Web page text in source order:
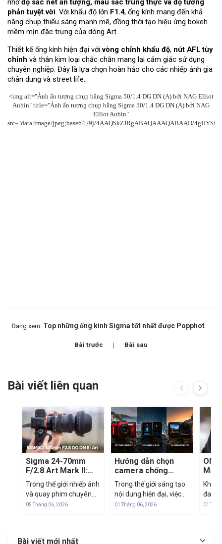
nhờđộ sắc nét ấn tượng, màu sắc trung thực và độ tương
phản tuyệt vời. Với khẩu độ lớn F1.4, ống kính mang đến khả
năng chụp thiếu sáng mạnh mẽ, đồng thời tạo hiệu ứng bokeh
mềm mịn đặc trưng của dòng Art.
Thiết kế ống kính hiện đại vớivòng chỉnh khẩu độ, nút AFL tùy
chỉnh và thân kim loại chắc chắn mang lại cảm giác sử dụng
chuyên nghiệp. Đây là lựa chọn hoàn hảo cho các nhiếp ảnh gia
chân dung và street life.
<img alt="Ảnh ấn tượng chụp bằng Sigma 50/1.4 DG DN (A) bởi NAG Elliot Aubin" title="Ảnh ấn tượng chụp bằng Sigma 50/1.4 DG DN (A) bởi NAG Elliot Aubin" src="data:image/jpeg;base64,/9j/4AAQSkZJRgABAQAAAQABAAD/4gHYSUNDX1BST0ZJTEUAAQEAAAHIAAAAAAQwAABtbnRyUkdCIFhZWiAH4AABAAEAAAAAAABhY3NwAAAAAAAAAAAAAAAAAAAAAAAAAAAAAAAAAAAAAQAA9tYAAQAAAADTLQAAAAAAAAAAAAAAAAAAAAAAAAAAAAAAAAAAAAAAAAAAAAAAAAAAAAAAAAAAAAAAAAAAAAlkZXNjAAAA8AAAACRyWFlaAAABFAAAABRnWFlaAAABKAAAABRiWFlaAAABPAAAABR3dHB0AAABUAAAABRyVFJDAAABZAAAAChnVFJDAAABZAAAAChiVFJDAAABZAAAAChjcHJ0AAABjAAAADxtbHVjAAAAAAAAAAEAAAAMZW5VUwAAAAgAAAAcAHMAUgBHAEJYWVogAAAAAAAAb6IAADj1AAADkFhZWiAAAAAAAABimQAAt4UAABjaWFlaIAAAAAAAACSgAAAPhAAAts9YWVogAAAAAAAA9tYAAQAAAADTLXBhcmEAAAAAAAQAAAACZmYAAPKnAAANWQAAE9AAAApbAAAAAAAAAABtbHVjAAAAAAAAAAEAAAAMZW5VUwAAACAAAAAcAEcAbwBvAGcAbABlACAASQBuAGMALgAgADIAMAAxADb/2wBDAAMCAgICAgMCAgIDAwMDBAYEBAQEBAgGBgUGCQgKCgkICQkKDA8MCgsOCwkJDRENDg8QEBEQCgwSExIQEw8QEBD/2wBDAQMDAwQDBAgEBAgQCwkLEBAQEBAQEBAQEBAQEBAQEBAQEBAQEBAQEBAQEBAQEBAQEBAQEBAQEBAQEBAQEBAQEBD/wAARCAQsBkADASIAAhEBAxEB/8QAHQAAAQUBAQEBAAAAAAAAAAAABAIDBQYHCAEACf/EAGQQAAADAwUIDAkJBgMHAwMBCQECAwAEEgUREyEiBiMxMkFCUfAHFDNSYWJxcoGCkaEkQ1OSorHB0eEIFSVjssLS4vEWJjRUc/IXNUQnNlVkdIOTRaOzZXWECTdGlBhWR4WkZv/EABoBAAIDAQEAAAAAAAAAAAAAAAIDAAEEBQb/xAA1EQACAQMEAQMEAwABBAIBBQAAAQIDERIEISIxMhNBUQUjM0IUYXGBJDRDUmKRFURyoeHw/9oADAMBAAIRAxEAPwDrmUn9VKgolSEpyGSNYih5PY3P8lqv7rdGvRR/xq5DkxiqTmMNYYRw5awwNt8qK+FOqSu5w821PpbnwkqKq3WvtFSE8NXigtWqSvLwVN5PUN5nodNDiaxKMqKqyW6+CkIcj+hHgLgnCocAT1VZZuBrGodVJwJSxkxSWyAXhyaMDVNyV206kz4IT+7Jh7+GtrAiRWiJn64WdTqSwsKqQ5Hix6Vo9O+uu/5/BlrytJz32i3/ALGEUd9fbNpwtTKiBKOyW683raKuBnzqq0SF6j38Fm0GCoeARn6GZSJSx5/o9PC0kRDExLFqAus/e1w4lsjyJUqp1ceAxvNENGmbTgBlu6KSV9S5p4DWYeDTXhY1J3S6+PBHnaJmaSdlVaTeJnhPHitGRiRKr5mOUk/qyzs0oSl9GHnM+JkrFLHAnFaIaGLKziye2r0lBHmR53BV2NbeUSgZTPzDxFt1doaB08gMmT1qJWi40XGNwj0sSk7Xo6Sufm5uQByho7mUg6qpeKpIMawFos4VjgyMBaFgp4rzCE3uoMoFlfyM0sSi3LMsa8DLIRWiJS/laZFi4laLmed2s6Q/3Y+dl14GFKHUsel2+pn0yeK5sfvaEHSn8rryM6mn6fEsmZo5VfG2+ISayywMrS5+/gJvWhTEFDXpbxQqtEeizIuazi32z4xNam8i8Vj4zMuUMO5nq3fbeLvekOAQ7Olnlhx8TXh0t4Ac/r5zeCKTF4kGngUkoN5nmZsR1hDvHgZS6Cqu64kO+tVculkUlLuVgkZcyHBV66mXctDC4X0iv2vey3hJK3v9creHT+qzo97FrwMTBSwZjEuRUiMMW+pqq7p52T2CyippK+K109wz6WdURvtFiRm85llJzLFv9WWGisrlopZeqKO27lP2TDVwMeZJKivueTXD2VaGYKj9PL4+5QY+mH3MYcb1RYlsxLWd28AT1MmBpl7A5XJ1S8USA5c6z3zizRg59g9iM2vQxdBevv50PCGBmXhFWiUSxzn38zWWCvAJKqkvR+JvquGf1VskT3reHOQ2N+jEqE5kEON8By8jD0X1pzwZ59e5hYSBTHvvV63QyKW+7rb4xW+USSpdyJvG8oce+5hczhCphRYoh/G82P38HBMyTk8Vn/d9zLEPFdTH1BkqFx0vP93SxgsjVkqX8HFyTe0G55+Vin/uvvDqvFvOLYAJuSatujjX3zreotz58rFK9XKf9U8aMWAGZDyAZzsqH2d52zz4eAOVnlVL0fmQ92hkKk65LUHq7snK3gh4KfPjzGd7jPYoxg8KOxKNF5m/b4UL6elxE4usyhRx1fT1y8jbfgwJMU7q+S9MzGANLr62HQduofWtiRS8kkeOLf8ArZcux0NiUk1P0GNWHxViDWpg5O/hTq7yxicId7EqjS33jWDHzuBs81yHxH3cnob/ABsrHkUokt5xicOj3NHIB5LeRkh4apuGrSxpjXq9c4nGZMzVHxCEh1rNEwqxPMOfh019vsYtA6virZ/SwfFm1kb0dgTxZeJpPycS/vupRJR+Cmx8WKarobo5JF6elaLaBI8/WbBO3PXyXkqXZBOl/wAkbm8LdWObrRK7kfFgiq72jbMziiEBwf0vFE17GWKT/wCS3rWgrpXrZZLw6a+4GFzkBbIqRl5US/0p/O6eXtZk5X/xqXU7cPI1lMmlS7kQkfLa7WWZ1S1J3cgtXqMtwVipHK9fyvpw8o9jNEeFUlaWi45OdOOHoa0vTkluvo+6rAwrrJ6VLmQMXqbFKBUpYK9So9EVooILBf0au3b3Gq3USCeS3VUicZTWuN7m0OUXfaqp0lUubzeD4NHmTvWeo1f/ACCa9jPpLuf+ZpLQcFVYzoELbzaqmaf0aVIjqlbtZ81lrHKCVFHRddoRYiqu5a8rIm8X0Oh/pluzIgqlck9JK5hDazjhbmpHdSf2m+PK3S+zMkr+yT6qqkeAiRjG43T7m5kIfE6uI3S+nvKm/wDTNqeM0FSqKu1fv5zRaZddcrHSibwVgncfzt0oeBkk8phjsn5LPJ5vJNpaSVvSTRzpuu/+7yMa+nonU9FSE6+KXhZclyG/oVd6Uvp2lZEd6WNXPaJSJS+dm5ugP1adcDbVdePmfBn1eMLGOnHncLAaV69Gx0tYkXfwU/W82bX4tCyM67aV3L70Wn4talEVUkv0MWIAr5Q4Ww1JYyR0KUNmynIDRPR0uP8AFplxPfee0K+GonrciY/raRkcfQzPcxTXElPjIm6SiSpddQZ9M9KlereoT+/gZmgpd19I/uZ9IlElesTia+tszRrSdxo6SvEgh1r6G+Tc0vG68vSxZg+q33GtTdIz8jOilrjZcrVfEvEi1nXyWpgYURVS8UfEK00qHjaVkFTS8b/doaZ/JMQEq/UPrgZwoeV9E+dpZ87g628z4YWQtJiv+l8wuK0uTERN1GWQNY2FpVXXdUrBOIzxV0lb7n/ZaMpLI9OGuvrb2i/qc6Pu0drPkKkrzG+B2+tg1m9dTDcOMQeiV8bBH5uT1MsEcRL7LPkRVZRSeK4/OiaZ7BJDBy6+qbvYZXWLO5WLOTXGNFk1Bgzh5HXLlaQKqRJKRUr7S68jTKhOvrqI8LASIF66m8tdPsaTBL8nGZbZcegUpP7zG9fqqZaSFF6WdqLPHKklvE7PNhn9Q5WQZTXNN7eVgLE0X5+Nw9rIMSlV+xveH1MUkel5lqzrMyDil6ZWmRTWQJtVL7uNaw8jIMxglvuveyFk711/jN3sUSbEeI33WzwgzBvTi1wMcCH5Is32j0ssXH6q+ZmvrYri8SNm1j1y5GdFHX3aGJFGi3LeWLOd62WBfFc32NLkxATO3Pzu9vQTvRPt4pexjRvWvvZg4Kq+Kx7X6aOxrTJiRhw8rrkYhyUdUkr7+JlHQ8bzTcXSNWs7fUCXkt9iF5J+isexrbyAxxJREiSv9zHESS5+9aKclr0dpci3ld55zLmPTyQ4nRJbr1bGtTLpaLia8DDqPfkudvrOXUcDMX1XmH81lDB9d4199WBmyEpf7LXblZ0jr9v2cLOEGiSvSW9x2hfiNldtT73XAziSX/uH1nZaw+V9LgysOR88qrroq6GnsAwgpPG0Ws/qZsU9fjl9jDnlF1SvWP1+5mTvyvkv7eBrsUFgb0LP6gyFHhJJKive863x4GBGlV8afXXob6g/IXXAxYkHjPyvkjk1BmDiqq3s2uuFlHJzD69rFiCMEIlS7lna1ZW9MpfczELiYvRr0M4pet1vcDMnN43qa5WhdjxVei4+/JxuVhVVqVnTJ+Kz+L69AMK9p9c/uyixwQE5MZWJ4L9vfRa1NAPd6eqXPIfWoOBrIqFK65/H9+lq7KCN91iLlnZ9Iz1ui8oKpSpJdKlmfZHB2DMwhnqicNqvWJaJzTa11ZWCuNeL6dwVz/sjUPZULTizh4VRK55vSD1dlYzjlZMuMrMOmsobFXVBJVKlt8fONU1pe3fbVzhFUt4TzRqH1ALRUuOdEl4snNabuWOk/wBzm1d+Q5IT8OTuqaTd1kiQjZtFMLS28/0exgnlHXk16WmXhGielEmAWD7fos5PLcGRebnU6KD+lryNKSaFE4HpfKqs3csS9E5vsZ1z/wAr5iqvtbmt82a10ihPqnhR1VczekZkynofZZL2olSn51vNy6WaMr93Pi1nboRXEyt4ik1/wGJvmXS/eJ+rDAdLXe8DeCfyXpb1oVcNBX7dnncmUGWK391UTBgpRN8b7fnG6WliXJy5pX6UQV4/W5B5Zpm1OTk6Jw/7EBN6aoZuGqpshuZN9Moc8uZ3YfU2yuKXgpKL+XNZ6Gx6qPI0UZ7CbmyUVyUo3rNNo08HDXW1Xke9OEqZlj74z8DXG5UiX7JSjzT2+LX0ag1Lkk3gEr80vGhrH1suBcjOF1qJ6X4hza6Oxtl+T0tSuEqcR/L3pl7hwNj0tIX29JQfZbWfk8j4LK6WZt0ljfXovTNyNvq+BjT3sdJSYal8yJp51C9E/u7WgJKCiS1xhaxO4eN1ibnsdHih1NG+8wlr46fYzS5L1tqisWrPsYgyFKqR18+EuNgwsmWdyI6+fzZmiRDNtkMKW5KW1f8AkF/Vk1yNzQ5KKpJE+1nRTahpbp27wiX7JSvRfyCvOwC3MjhRURN5xmauSDgsScck1VVSUu9+E3JlYp6JiUWPnw+vkFhETpWMclk3W+DFgNLuvt/X15WzTW5ojuChraxso/BrvscfxUo3o5L6hpNmD8e1qbRK2L1vYTkxOTp9bXTY7RonqUVaI5LSBLeLgEfgwX5DJLgbmlenAnV52DI1N2R6VW4i6X/7Wv1ag9QByNcQP4KRJLMPiE4Z+nvmaqXfI/uHdC67+S3qPnQC2qmjnSfscuyaF6zz53dl4ZmkBTS/szmj3EL1np9fOmmrYwS338tnB3M+TGUx4if2M5lT+KZohfJda12dGlnYaK+0XMsWTeztYArHwkSVjpVcw3NwVMs5HXctS4cI8LekIkqrx9cDJB2pVdYujurHS0Ih4BS5+LY5PXUzdJ+H9eUWUCN93LfezD3sqb/lT9/Rg5QZbGRPL1437Ht4GSkKSvij+cJujuBlhhPiWMTffFlJHxKVX0B9zDkXYUKbrRXqPeEKc+j4DM2j3E/7uOXEpbO+NEOHgbPDO6SsdFj8WyVtKuHR/dxy48cfGtDrM1XAmidTwtLSaS+k+9nNGAN93LmWxh5P1aWcUr6Tna4WnuLtiZ7ckfw+7VLM+ezxb01XTl0zYGtlwgeFZms/BNPW1WuYokn+7ml/44bTanCav11Na7hSuu2s857Pt1man5Fp8SqbCA/Skvf1zReeaebl9TawYKVKi8niErNpHtbK9holFKl0tLB/FGjhzTRGq/SdteSSoklFVcezZZjV5ATOWNl13SS2VZX46Tuaxwk+DWzYjF1tpY57cZN8UQy9FQNWNmhRX/FWVErG4OpoCZpYBw+1pbYnU+lF1be5GJzrIj2gHrZtTq4MfE1D5QZf3DkvP8KJFBvYTaMjc7vSatFeks02J7gDJobe9nw/7myIl/zhcTgSN2cPCDYjFRbz8PDp4fYxQdhbgiAXQf3XcoM2A0AZa9AYJ9LMKC/0RL6chOJZ04a+TK1kMRJXXR72iJQKlb9Ds0ZG0wqA4oQgsqlfaXfRl32BmJQUV8aqe3vyh2BrkZSLzS/f7m9lAl6vUEByb6zhrn0YQwMa2YEo3QzIatK9PV9sbQVLlhzejBpbJZf/AN6HXMvpMfhEZuxtZufCiel0qXc3JfixTTTdGQORsjl0lFdG6q5+2CcbOBuvpvwv/k4Wr/7lI1aS/wCKekv+XP51Qzj8Gym6IKK6NDiKlN1o/YOAG1yTaXbS6VFbO7n9mtTZJdTepeJmX0p7FrKGHTNlFj0P42Bq/wA6/wARc7ikklbo6JXPeix286A2HonavbJIfTJ95GaDtay3HDRXZI/9el1p0zj0zTtXdk9P6UX55+KXDk1ysdLtia3cSHumP4e9f0i/Ya07I4K/+0T7Aag1WuiDwp6S+qLY5E5+8GteyYS9EzPB0urewZtPsCp+pTJODwXmHN7P0a73Wk/deSOI5k52DCDUqSyeC8wxoec11ukov2Skjf7SJptTcrBDzZK/SKdIBKWn5xfUOVrjc8pRSzJyuYRffw5K8nu5WqFz26r8c5et7Gt8glS+eZOpfLwn5s1bIqeZqg8YH6+yojfUOIl7cOoNzYgul88r0WY+r/8AyGwaQq0N0fK6m4czH6coae5uZ3cP3jev+qXPifWGr+DeVqvc9JplsbBIi1K6obVtwKli7/bU1mdgvvPPv7Ri5Qm05eRqjJiyqTq5fXvBSkhs2hKI+oMulrk6kooFc/0jexmUuhFVbjq5KXX3izBUPGqxnzT27WvqY+a9blbtaz5fY0c6qKqpESVx885MX3izxUQUVL7S0RCR4hM3UOhiCirRE4/uEe+ZvFQSSVP5zKSVvtFj6/FhRJDqY4me3yCn+lVz7PW0cvCzpASSVJxNcPKzQB9VzD+v1sdiAwoUSVF9uf45GbKKvikiY5S2DwwlnrEQYkxqVXdcQkGNnT4OEdM7NpF8Vv8APzsOSZrxIGk3W++M3peXk15W9VPfb7zSMwJ1aXdTnPmWg9VWDlys6VJXcqXH+1pY8SDDxuvE3pmWAUSVFzoe2fowzT8DP0dKkpj9Tfa6Wbg8lmMh8QkeAS+5l7tai3wjReK8z1jwt6A0v2uc3pT0v4dfa1EH4Pu43Ll09relFW36UGLVob0g/wBxyN6YErFFYjPCxpFXEQ+V9PfevA3ol8qkQhMXLjN8JefBv85nSB42212KGwQ6+84vJp7m+US+xia9rFEBLyWJ6JtHtZCxKX8XQM7MKuCqkpYKXX1MLQX30Ie+vp4WkRTSSg4jCmP4qi/LXlyYO3gYGiwdQcRXXvZYDeqLXKyYt0vthnANrnMMFIgC8GvpMTv5O1kipesz7vSyXkiW2iUvtb45r0dJLE37LsMXRGAH0ydXMIlY3xjTz+1jaCl+2XXuYKFVV/Ol57SKAXqiomRT5Gib6sfFovP3ntYIUb6pS4muH1gxlClqTXpb2e9a9DGCmALB4rHgxN9D+s4TV4GGJn+hxtdLGK+Vpb3vYbUUzDwfkztQarBgVHfWbo1UlaLUuWfvm6GKdwVpb1/a3i5b79z1zaa2Eu4KCXksSHq4cPbys2veuv6Xax5E8TidU3BwMIsalVz4N/xuBoTyI94K3PvysQvVyiSX8w8d6YDNhygA1t0C8GVSVOle+paw9+hufPlWGpXW5T/qng3o+yuZjg9yWMAMTE3+szJULejpYmvv4WeMTH9HX31M0uXwU+PndX3zNpUhj4xuUyKlVXooCW4OKXXk6WWAeZD52DI3qJfCj5/3tdDfFSVpb0rjmL3dzbPIwwCklKLdVeZryMQ7oM0QqSqWZxfXgZwFPFUWJ5vx6eBlSHL+yWdkr1v/ALxmUZPHS3mfr2M27GVoibzUGLE19PS2LNvexcuSuvAyG7D0IQNfeIfMYpU965lnX9WHovFY54PN10gzoGpfPLH8NLLY72CHVRViRorHH9jRaG689pRM96oteipga3JB3Nh+SW7UuyW9JWCeBmtnxi8nA3VqiFE9NxXsKSurIN2W30lTpxoGLjZ2H4A27qXbf809RnzK2Cc0KwbZshQ/JvuEGbMnS6/BsV/bV6seHvpIz2fb7WLTu0f0kj0r+ufF14Anq/RkyqxRFQnI1JRyvv2GdTQ8arYJ7myta7xX+aeiKZ2vAyxu/VV3V6XPi64Bn7GuElPdFOEoOxoryFFHRalYMQVpZ6XWqtqCvdw6/wDNHP069LfOl3zrRH3feYg5ck/uYrFLIuz6al4+KRgHhVKiovstSlbtUlb1fzsC/XWUt6SSevy6Wj4ouKvLcsj+KSUbQ6xnXXGaB/aZwVVvtPz9QaQc5RucV/ino5O33Nn9TL2H+lj7mf7Nv+5EopJeSN50zckpkVoiXo+bmN2ldIaRn9VN1sPTqc1snLkEBD1NDy/J1we1SbVkZ1XX3pUgyd7a9NqJUVawivp/Vd7nJEpmV2ruR95+jCOQq7VpaJTex1w/q3TlBcaluty5D72yGLlYGXT3G/MK9Lc4gieAxErId8zdOGq9rGJ6Zxd7mCug+K19TLe766qUWptOos0UfCj0Vje64cDFIrpJKnVV40fs72fJ2dwE7rEgpPd77fUsdpF5LfSJdf4drOJnpVaXzPYzbslSq8TX2zsbeW4uMbbF+uMk5Lau2lcz7Xexb+O6eZxeDuby5iWaJ1otqx2Ij2NIzZcrPPj66qq7lbP50PqblSbczqpL0tihywl4f1GJk4KLmQRN9LgpbfJRb5n3EnivPbW3xMsfMmEy0v4/axZSUWvq+LOOxL11PN+PCyjp+K8p8cGnBlqrbI3lI3JHwh9vmm0fqzodSPiH1wsyiH2vS1wsopdST6iHAwhCliUv9mLon0s2BPyw9vCz5FNeLrkHAyS+SaEGp/vedgwexlibH4muH2N6Ynn2vVp4WQoNFuXp53Jk5Z2hdgdRGl3W39mrAwyjql5LrRD2MeT7edixe7RgyMsyVLrrgnFpdxI4EUm6/W66PixIoq7qlrrhZ1cmu9KH6N6kdKi8pHxLRptHxa75C8Qcr89blRazsUJ1bd6P+jOiCVFS0VvXWZvER6+uXoYb5BpDR1vqtRwhwDg0sMc991yMWon+UvF4PiwSiNLxLXnMSKleJLOL06pJbqTz/e0o6vG2vGxtTjO9F405NcDOI7aSvVKcnXxvc0wyKU3YvAJ0sHmG52Tu0syoVKl17fgItTDPz+lettHzmQSWJUSV/io8WwWazyi1Kk/YL1IlyFT+5mzJ/Va65MrQztLatFrjdPCyFLpHrcqLib3Xg7mH02TNE+F68/N9X6slRS+9cvVqwdod7R6T7SpX1WA6m/729OCvinr7xTa4ehqxLuSaSKXEjz4t9ryM8DviY/F19jRCaj1S3pWP8WHkDKzpVHr+a58E0RmqxLkiZJLxvn779MrOC6Y+I0ad7ovGk1wYG+RlbxSqu96rDgy8kFGS/JxWGUR110siUn2iSpUt71WhjSu9UWvaxwgym0SioJcTX44WCXUSS8bxLNrTP68DR6jy9Kq664G8K7q
Đang xem: Top những ống kính Sigma tốt nhất được Popphoto (USA) vinh danh
Bài trước Bài sau
Bài viết liên quan
Sigma 24-70mm
F/2.8 Art Mark II:
'Tiêu Cự Vàng' Để
Tác Nghiệp Trong
Mọi Tình Huống
Trong thế giới nhiếp ảnh
và quay phim chuyên
nghiệp, dải tiêu cự 24-
05 Tháng 06, 2026
Hướng dẫn chọn
camera chống
nước: TG-7 vs
GoPro vs DJI
Trong thế giới sáng tạo
nội dung hiện đại, việc
sở hữu một thiết bị nhỏ
01 Tháng 06, 2026
OM
M43
Khi
đang
đua
01
Bài viết mới nhất